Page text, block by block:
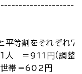
等割をそれぞれ７
＝911円（調整）
帯＝602円